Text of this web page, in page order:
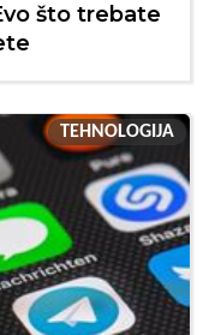
što trebate
TEHNOLOGIJA